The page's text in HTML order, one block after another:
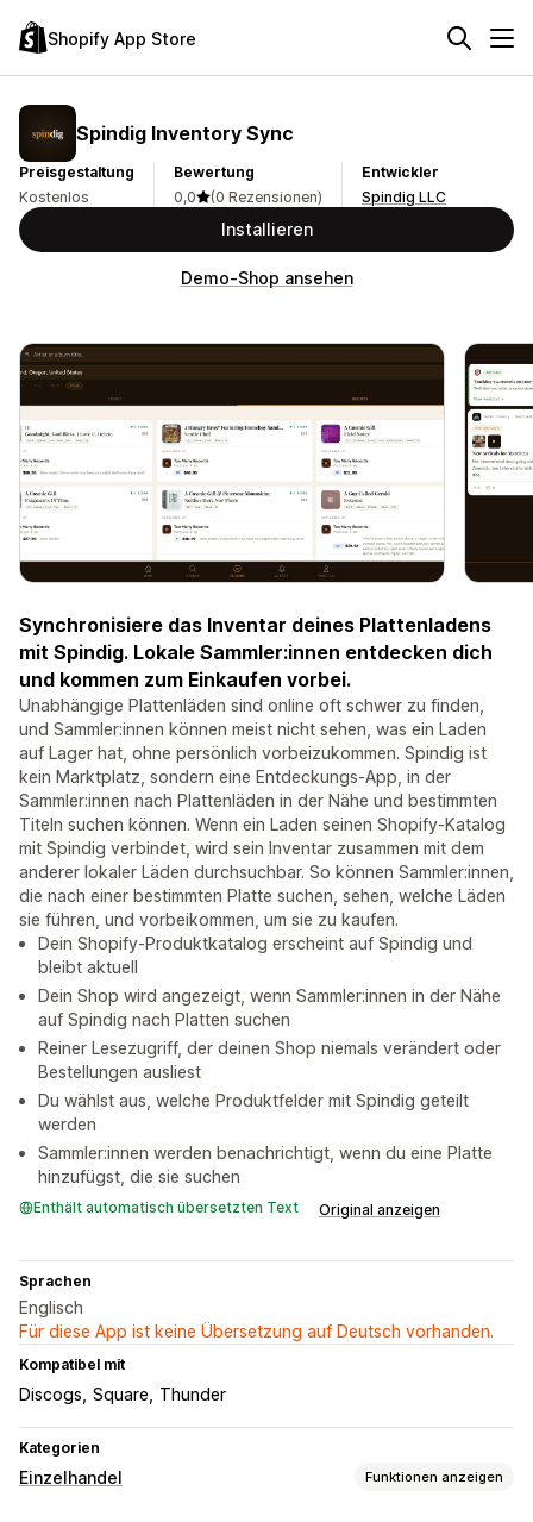
Shopify App Store
Spindig Inventory Sync
Preisgestaltung
Kostenlos
Bewertung
0,0
(0 Rezensionen)
Entwickler
Spindig LLC
Installieren
Demo-Shop ansehen
Synchronisiere das Inventar deines Plattenladens
mit Spindig. Lokale Sammler:innen entdecken dich
und kommen zum Einkaufen vorbei.
Unabhängige Plattenläden sind online oft schwer zu finden,
und Sammler:innen können meist nicht sehen, was ein Laden
auf Lager hat, ohne persönlich vorbeizukommen. Spindig ist
kein Marktplatz, sondern eine Entdeckungs-App, in der
Sammler:innen nach Plattenläden in der Nähe und bestimmten
Titeln suchen können. Wenn ein Laden seinen Shopify-Katalog
mit Spindig verbindet, wird sein Inventar zusammen mit dem
anderer lokaler Läden durchsuchbar. So können Sammler:innen,
die nach einer bestimmten Platte suchen, sehen, welche Läden
sie führen, und vorbeikommen, um sie zu kaufen.
Dein Shopify-Produktkatalog erscheint auf Spindig und
bleibt aktuell
Dein Shop wird angezeigt, wenn Sammler:innen in der Nähe
auf Spindig nach Platten suchen
Reiner Lesezugriff, der deinen Shop niemals verändert oder
Bestellungen ausliest
Du wählst aus, welche Produktfelder mit Spindig geteilt
werden
Sammler:innen werden benachrichtigt, wenn du eine Platte
hinzufügst, die sie suchen
Enthält automatisch übersetzten Text Original anzeigen
Sprachen
Englisch
Für diese App ist keine Übersetzung auf Deutsch vorhanden.
Kompatibel mit
Discogs Square Thunder
Kategorien
Einzelhandel Funktionen anzeigen